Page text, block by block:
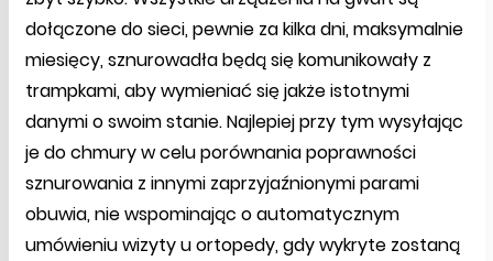
dołączone do sieci, pewnie za kilka dni, maksymalnie
miesięcy, sznurowadła będą się komunikowały z
trampkami, aby wymieniać się jakże istotnymi
danymi o swoim stanie. Najlepiej przy tym wysyłając
je do chmury w celu porównania poprawności
sznurowania z innymi zaprzyjaźnionymi parami
obuwia, nie wspominając o automatycznym
umówieniu wizyty u ortopedy, gdy wykryte zostaną